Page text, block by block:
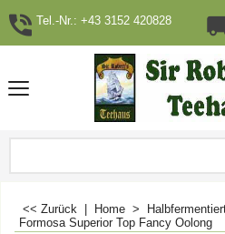
Tel.-Nr.: +43 3152 420828
<< Zurück Home >
Formosa Superior Top Fancy Oolong